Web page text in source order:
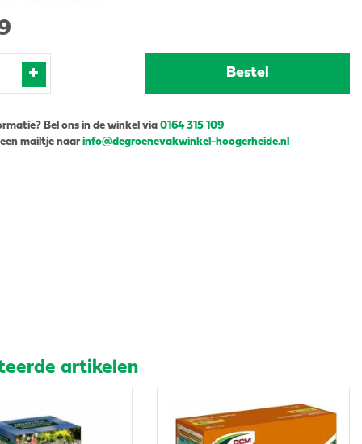
Bel ons in de winkel via0164 315 109
mailtje naarinfo@degroenevakwinkel-hoogerheide.nl
artikelen